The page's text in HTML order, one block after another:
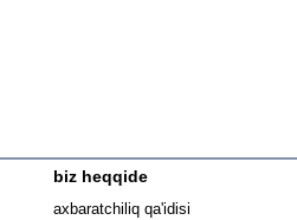
in new window
biz heqqide
axbaratchiliq qa'idisi